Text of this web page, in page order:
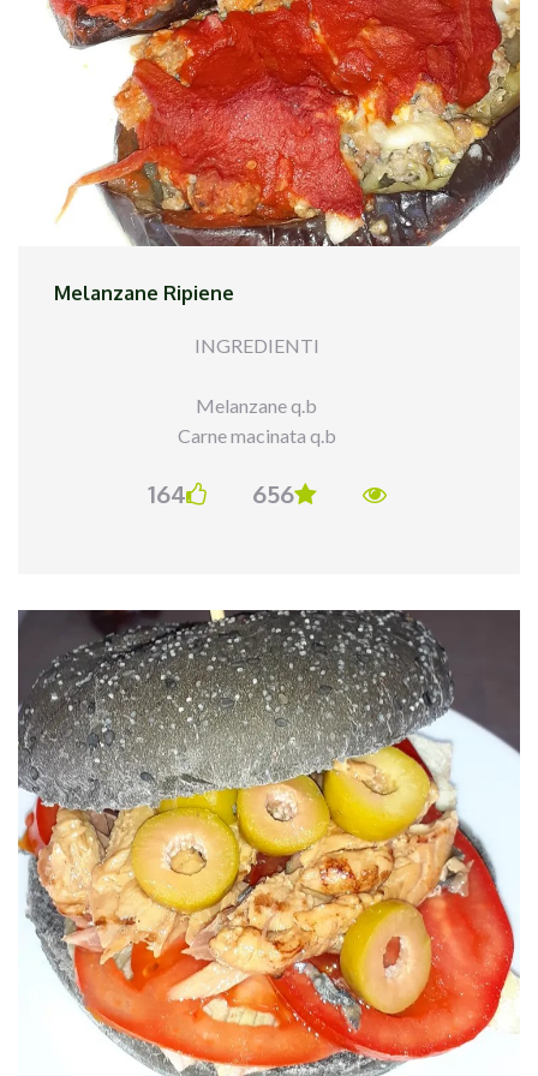
Melanzane Ripiene
INGREDIENTI
Melanzane q.b
Carne macinata q.b
Sugo semplice q.b
PROCEDIMENTO
Per prima cosa ho tagliato le melanzane a metà.
Ho tolto la pola ed ho fatto bollire le coppe di
melanzane. La polpa l`ho cotta in padella con un
filo d`olio. Una volta cotte, le ho fatte scolare. Su
di una padella ho fatto cucinare la carne macinata,
ho aggiunto la polpa ed ho fatto insaporire. A
fuoco spento ho aggiunto l`uovo, prosciutto,
mozzarella ed olive tritate ed ho amalgamato il
tutto. Ho riempito le coppe di melanzane. Infine
ho aggiunto un po` di sugo. Ho infornato per una
mezz`ora.
164 656